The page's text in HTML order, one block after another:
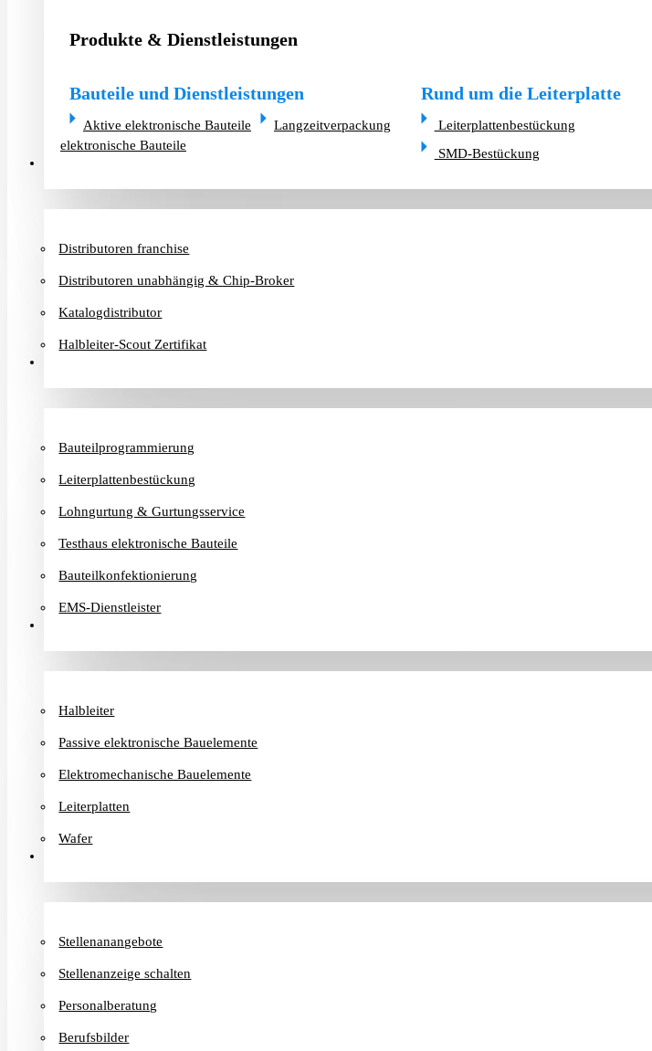
Produkte & Dienstleistungen
Bauteile und Dienstleistungen
Aktive elektronische Bauteile
Langzeitverpackung
elektronische Bauteile
Rund um die Leiterplatte
Leiterplattenbestückung
SMD-Bestückung
Distributoren franchise
Distributoren unabhängig & Chip-Broker
Katalogdistributor
Halbleiter-Scout Zertifikat
Bauteilprogrammierung
Leiterplattenbestückung
Lohngurtung & Gurtungsservice
Testhaus elektronische Bauteile
Bauteilkonfektionierung
EMS-Dienstleister
Halbleiter
Passive elektronische Bauelemente
Elektromechanische Bauelemente
Leiterplatten
Wafer
Stellenanangebote
Stellenanzeige schalten
Personalberatung
Berufsbilder